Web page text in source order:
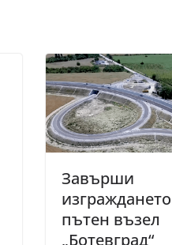
Завърши
пътен възел
„Ботевград“